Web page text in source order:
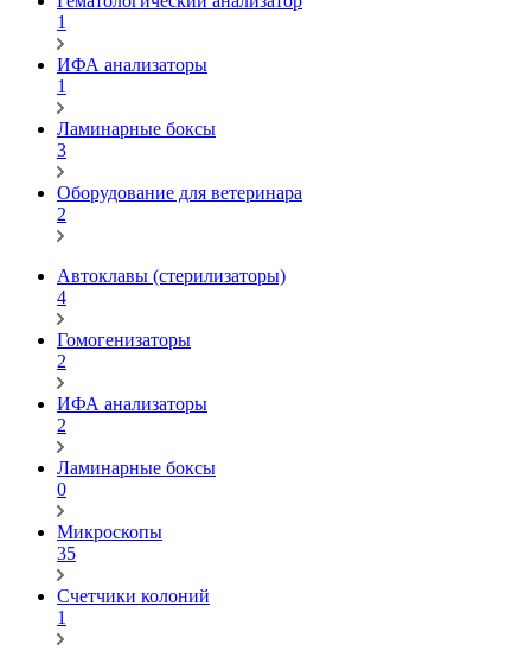
1
ИФА анализаторы
1
Ламинарные боксы
3
Оборудование для ветеринара
2
Автоклавы (стерилизаторы)
4
Гомогенизаторы
2
ИФА анализаторы
2
Ламинарные боксы
0
Микроскопы
35
Счетчики колоний
1